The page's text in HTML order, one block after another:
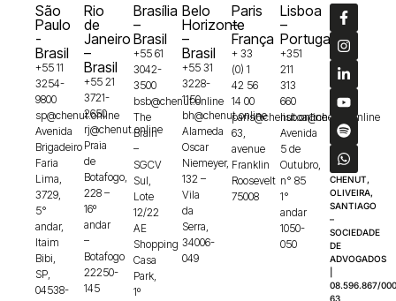
São
Paulo
-
Brasil
+55 11
3254-
9800
sp@chenut.online
Avenida
Brigadeiro
Faria
Lima,
3729,
5°
andar,
Itaim
Bibi,
SP,
04538-
Rio
de
Janeiro
–
Brasil
+55 21
3721-
2650
rj@chenut.online
Praia
de
Botafogo,
228 –
16º
andar
–
Botafogo
22250-
145
Brasília
–
Brasil
+55 61
3042-
3500
bsb@chenut.online
The
Brain
–
SGCV
Sul,
Lote
12/22
AE
Shopping
Casa
Park,
1º
Belo
Horizonte
–
Brasil
+55 31
3228-
1150
bh@chenut.online
Alameda
Oscar
Niemeyer,
132 –
Vila
da
Serra,
34006-
049
Paris
–
França
+ 33
(0) 1
42 56
14 00
paris@chenut.online
63,
avenue
Franklin
Roosevelt
75008
Lisboa
–
Portugal
+351
211
313
660
lisboa@chenut.online
Avenida
5 de
Outubro,
n° 85
1°
andar
1050-
050
CHENUT,
OLIVEIRA,
SANTIAGO
–
SOCIEDADE
DE
ADVOGADOS
08.596.867/
63